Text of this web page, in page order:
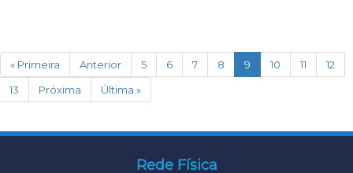
« Primeira Anterior 5 6 7 8 9 (current)
10 11
12
13
Próxima Última »
Rede Física